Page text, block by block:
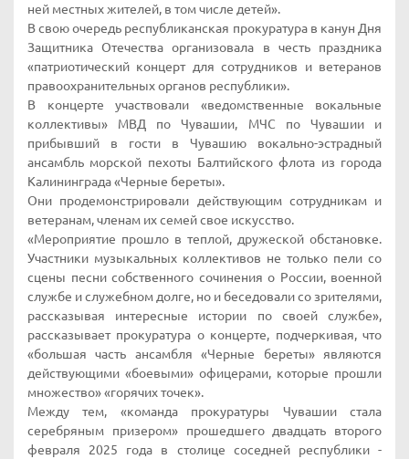
ней местных жителей, в том числе детей».
В свою очередь республиканская прокуратура в канун Дня
Защитника Отечества организовала в честь праздника
«патриотический концерт для сотрудников и ветеранов
правоохранительных органов республики».
В концерте участвовали «ведомственные вокальные
коллективы» МВД по Чувашии, МЧС по Чувашии и
прибывший в гости в Чувашию вокально-эстрадный
ансамбль морской пехоты Балтийского флота из города
Калининграда «Черные береты».
Они продемонстрировали действующим сотрудникам и
ветеранам, членам их семей свое искусство.
«Мероприятие прошло в теплой, дружеской обстановке.
Участники музыкальных коллективов не только пели со
сцены песни собственного сочинения о России, военной
службе и служебном долге, но и беседовали со зрителями,
рассказывая интересные истории по своей службе»,
рассказывает прокуратура о концерте, подчеркивая, что
«большая часть ансамбля «Черные береты» являются
действующими «боевыми» офицерами, которые прошли
множество» «горячих точек».
Между тем, «команда прокуратуры Чувашии стала
серебряным призером» прошедшего двадцать второго
февраля 2025 года в столице соседней республики -